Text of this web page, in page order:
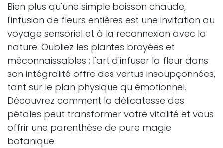
Bien plus qu'une simple boisson chaude,
l'infusion de fleurs entières est une invitation au
voyage sensoriel et à la reconnexion avec la
nature. Oubliez les plantes broyées et
méconnaissables ; l'art d'infuser la fleur dans
son intégralité offre des vertus insoupçonnées,
tant sur le plan physique qu émotionnel.
Découvrez comment la délicatesse des
pétales peut transformer votre vitalité et vous
offrir une parenthèse de pure magie
botanique.